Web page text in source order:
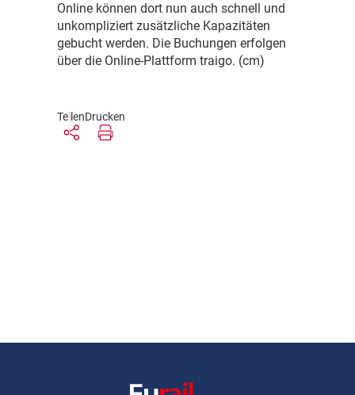
Online können dort nun auch schnell und
unkompliziert zusätzliche Kapazitäten
gebucht werden. Die Buchungen erfolgen
über die Online-Plattform traigo. (cm)
TeilenDrucken